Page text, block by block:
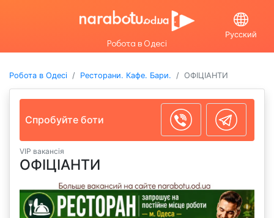
Робота в Одесі
Русский
Робота в Одесі Ресторани. Кафе. Бари. ОФІЦІАНТИ
Спробуйте боти
VIP вакансія
ОФІЦІАНТИ